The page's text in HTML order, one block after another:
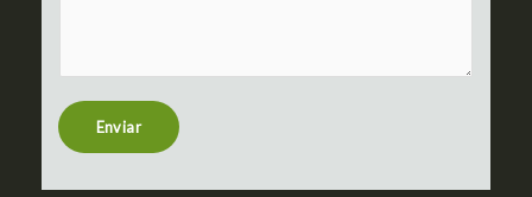
t
r
Enviar